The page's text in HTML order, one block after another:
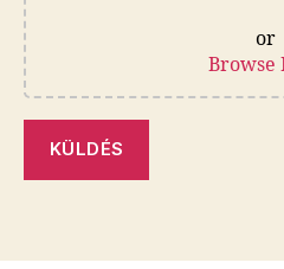
or
Browse